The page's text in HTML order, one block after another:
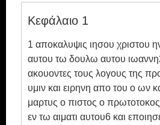
Ebook
Κεφάλαιο 1
1 αποκαλυψις ιησου χριστου
αυτου τω δουλω αυτου
ακουοντες τους λογους της
υμιν και ειρηνη απο του ο ων
μαρτυς ο πιστος ο
εν τω αιματι αυτου6 και